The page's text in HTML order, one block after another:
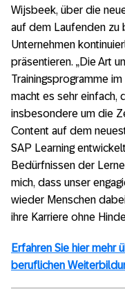
Wijsbeek, über die
auf dem Laufenden zu
Unternehmen
präsentieren. „Die Art
Trainingsprogramme
macht es sehr einfach,
insbesondere um die
Content auf dem
SAP Learning
Bedürfnissen der
mich, dass unser
wieder Menschen
ihre Karriere ohne
Erfahren Sie hier mehr
beruflichen